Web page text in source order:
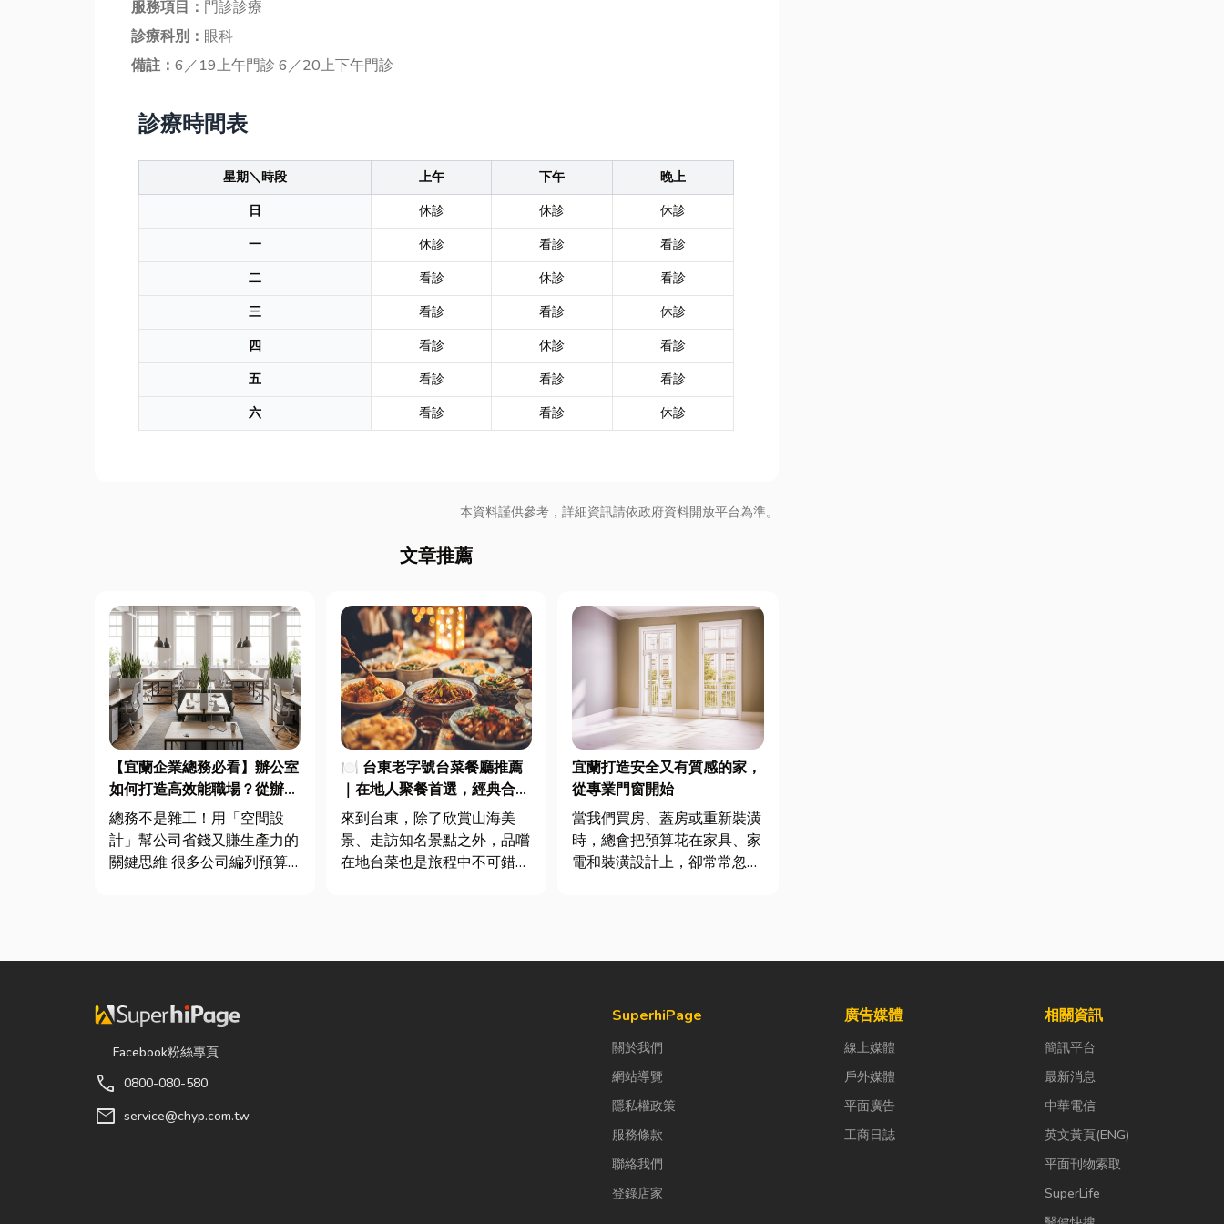
服務項目： 門診診療
診療科別： 眼科
備註： 6／19上午門診 6／20上下午門診
診療時間表
星期＼時段 上午 下午
晚上
日
休診 休診
休診
一
休診 看診
看診
二
看診 休診
看診
三
看診 看診
休診
四
看診 休診
看診
五
看診 看診
看診
六
看診 看診 休診
本資料謹供參考，詳細資訊請依政府資料開放平台為準。
文章推薦
【宜蘭企業總務必看】辦公室
如何打造高效能職場？從辦公
桌椅、系統屏風到空間設計關
鍵！
總務不是雜工！用「空間設
計」幫公司省錢又賺生產力的
關鍵思維 很多公司編列預算
正厲害...
🍽️ 台東老字號台菜餐廳推薦
｜在地人聚餐首選，經典合菜
一次滿足
來到台東，除了欣賞山海美
景、走訪知名景點之外，品嚐
在地台菜也是旅程中不可錯過
宜蘭打造安全又有質感的家，
從專業門窗開始
當我們買房、蓋房或重新裝潢
時，總會把預算花在家具、家
電和裝潢設計上，卻常常忽略
Facebook粉絲專頁
call 0800-080-580
mail service@chyp.com.tw
SuperhiPage
關於我們
網站導覽
隱私權政策
服務條款
聯絡我們
登錄店家
廣告媒體
線上媒體
戶外媒體
平面廣告
工商日誌
相關資訊
簡訊平台
最新消息
中華電信
英文黃頁(ENG)
平面刊物索取
SuperLife